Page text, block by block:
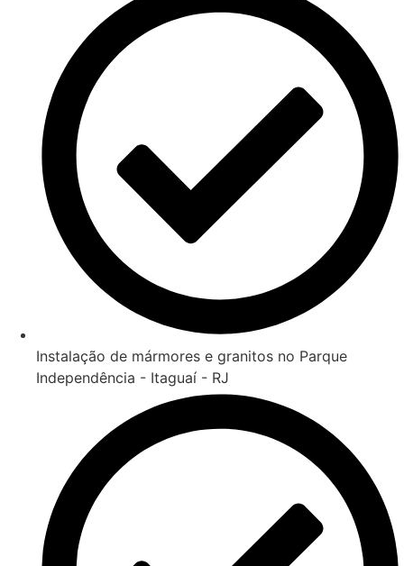
Instalação de mármores e granitos no Parque
Independência - Itaguaí - RJ